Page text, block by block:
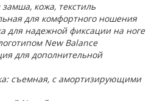
кожа, текстиль
для комфортного ношения
для надежной фиксации на ноге
New Balance
для дополнительной
съемная, с амортизирующими